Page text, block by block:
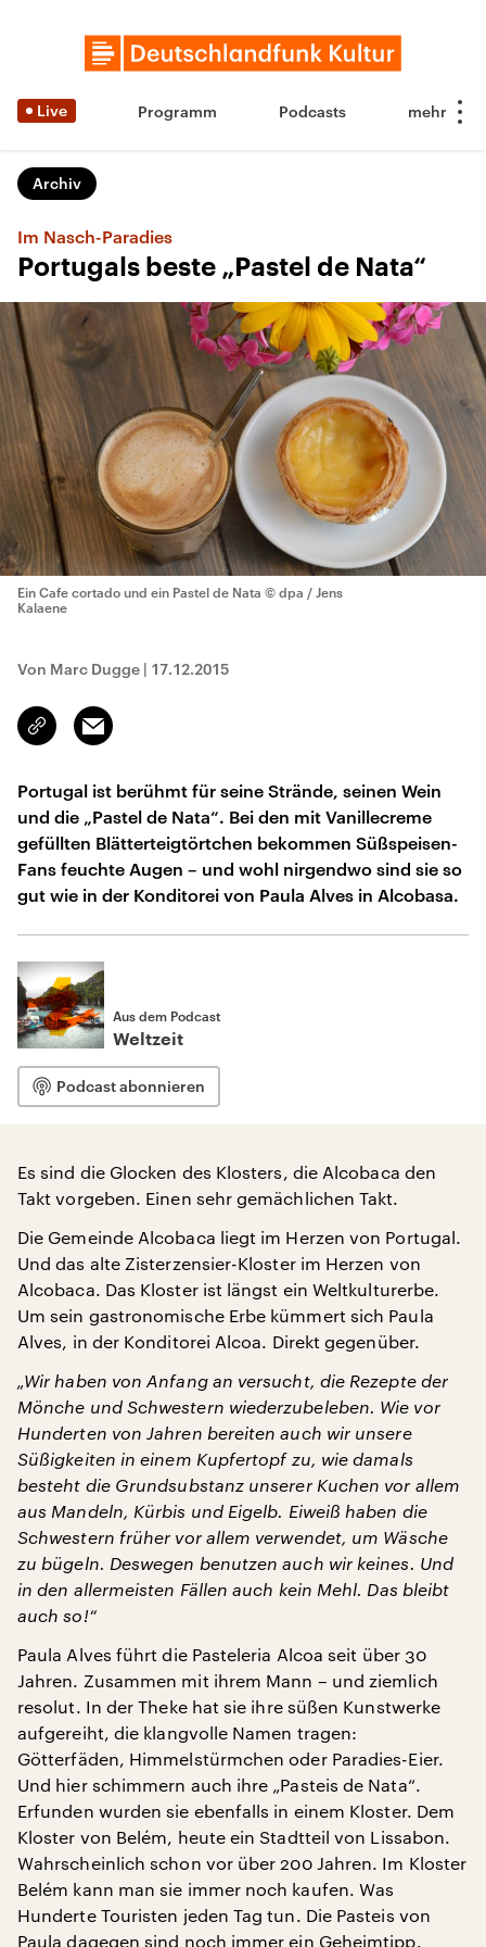
Live Programm Podcasts
Archiv
Im Nasch-Paradies
Portugals beste „Pastel de Nata“
Ein Cafe cortado und ein Pastel de Nata © dpa / Jens
Kalaene
Von Marc Dugge | 17.12.2015
Link
kopieren/teilen
Email
Portugal ist berühmt für seine Strände, seinen Wein
und die „Pastel de Nata“. Bei den mit Vanillecreme
gefüllten Blätterteigtörtchen bekommen Süßspeisen-
Fans feuchte Augen – und wohl nirgendwo sind sie so
gut wie in der Konditorei von Paula Alves in Alcobasa.
Aus dem Podcast
Weltzeit
Podcast abonnieren
Es sind die Glocken des Klosters, die Alcobaca den
Takt vorgeben. Einen sehr gemächlichen Takt.
Die Gemeinde Alcobaca liegt im Herzen von Portugal.
Und das alte Zisterzensier-Kloster im Herzen von
Alcobaca. Das Kloster ist längst ein Weltkulturerbe.
Um sein gastronomische Erbe kümmert sich Paula
Alves, in der Konditorei Alcoa. Direkt gegenüber.
„Wir haben von Anfang an versucht, die Rezepte der
Mönche und Schwestern wiederzubeleben. Wie vor
Hunderten von Jahren bereiten auch wir unsere
Süßigkeiten in einem Kupfertopf zu, wie damals
besteht die Grundsubstanz unserer Kuchen vor allem
aus Mandeln, Kürbis und Eigelb. Eiweiß haben die
Schwestern früher vor allem verwendet, um Wäsche
zu bügeln. Deswegen benutzen auch wir keines. Und
in den allermeisten Fällen auch kein Mehl. Das bleibt
auch so!“
Paula Alves führt die Pasteleria Alcoa seit über 30
Jahren. Zusammen mit ihrem Mann – und ziemlich
resolut. In der Theke hat sie ihre süßen Kunstwerke
aufgereiht, die klangvolle Namen tragen:
Götterfäden, Himmelstürmchen oder Paradies-Eier.
Und hier schimmern auch ihre „Pasteis de Nata“.
Erfunden wurden sie ebenfalls in einem Kloster. Dem
Kloster von Belém, heute ein Stadtteil von Lissabon.
Wahrscheinlich schon vor über 200 Jahren. Im Kloster
Belém kann man sie immer noch kaufen. Was
Hunderte Touristen jeden Tag tun. Die Pasteis von
Paula dagegen sind noch immer ein Geheimtipp.